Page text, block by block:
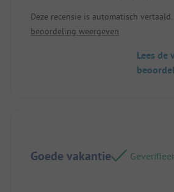
Locatie/Huuraccommodatie:
met bomen en hagen.
Deze recensie is automatisch vertaald.
beoordeling weergeven
Lees de
Goede vakantie